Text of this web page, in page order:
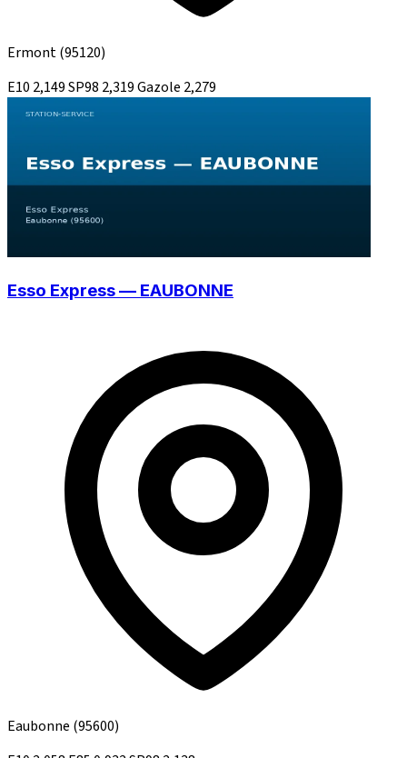
Ermont(95120)
E10 2,149SP98 2,319Gazole 2,279
Esso Express — EAUBONNE
Eaubonne (95600)